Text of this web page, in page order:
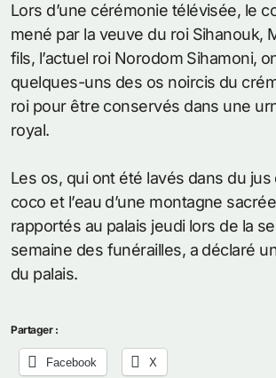
Lors d’une cérémonie télévisée, le
mené par la veuve du roi Sihanouk,
fils, l’actuel roi Norodom Sihamoni,
quelques-uns des os noircis du
roi pour être conservés dans une
royal.
Les os, qui ont été lavés dans du jus
coco et l’eau d’une montagne
rapportés au palais jeudi lors de la
semaine des funérailles, a déclaré
du palais.
Partager :
Facebook X